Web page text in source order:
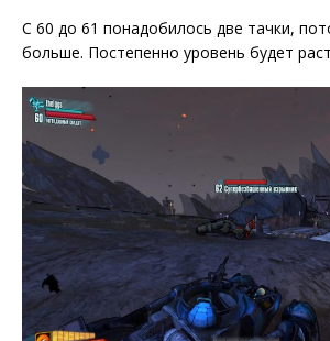
С 60 до 61 понадобилось две тачки,
больше. Постепенно уровень будет